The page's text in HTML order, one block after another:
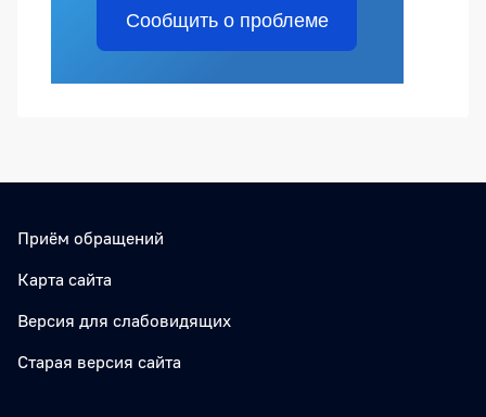
Сообщить о проблеме
Приём обращений
Карта сайта
Версия для слабовидящих
Старая версия сайта